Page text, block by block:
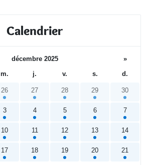
Calendrier
décembre 2025
»
m. j. v. s. d.
26 27 28 29 30
3 4 5 6 7
10 11 12 13 14
17 18 19 20 21